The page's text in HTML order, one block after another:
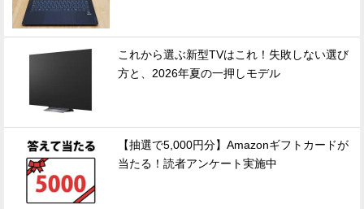
これから選ぶ新型TVはこれ！失敗しない選び
方と、2026年夏の一押しモデル
【抽選で5,000円分】Amazonギフトカードが
当たる！読者アンケート実施中